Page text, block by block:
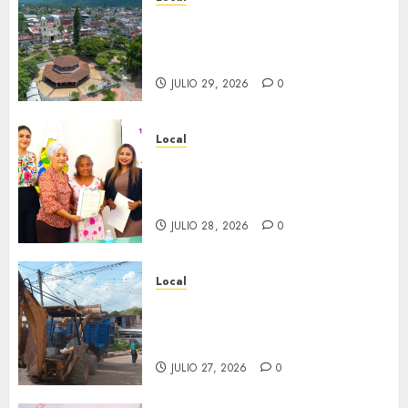
JULIO 29, 2026 0
Local
JULIO 28, 2026 0
Local
JULIO 27, 2026 0